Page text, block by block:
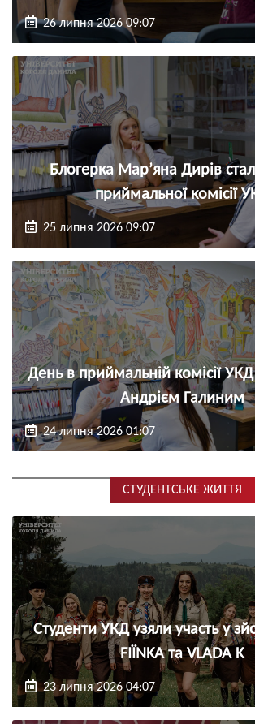
26 липня 2026 09:07
Блогерка Мар’яна Дирів
приймальної комісії
25 липня 2026 09:07
День в приймальній комісії
Андрієм Галиним
24 липня 2026 01:07
СТУДЕНТСЬКЕ ЖИТТЯ
Студенти УКД узяли участь у
FIЇNKA та VLADA K
23 липня 2026 04:07